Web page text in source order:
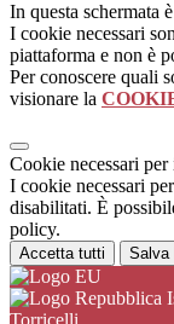
In questa schermata
I cookie necessari
piattaforma e non è
Per conoscere quali
visionare la
Cookie necessari
I cookie necessari
disabilitati. È
policy.
Accetta tutti Salva
Torricelli